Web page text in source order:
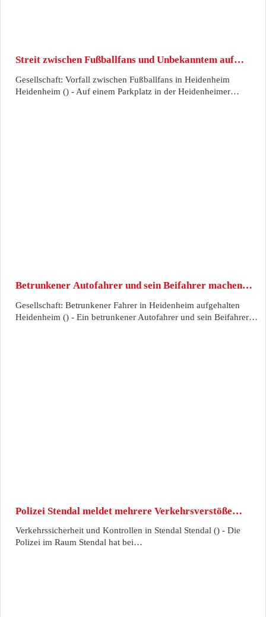
Streit zwischen Fußballfans und Unbekanntem auf…
Gesellschaft: Vorfall zwischen Fußballfans in Heidenheim
Heidenheim () - Auf einem Parkplatz in der Heidenheimer…
Betrunkener Autofahrer und sein Beifahrer machen…
Gesellschaft: Betrunkener Fahrer in Heidenheim aufgehalten
Heidenheim () - Ein betrunkener Autofahrer und sein Beifahrer…
Polizei Stendal meldet mehrere Verkehrsverstöße…
Verkehrssicherheit und Kontrollen in Stendal Stendal () - Die
Polizei im Raum Stendal hat bei…